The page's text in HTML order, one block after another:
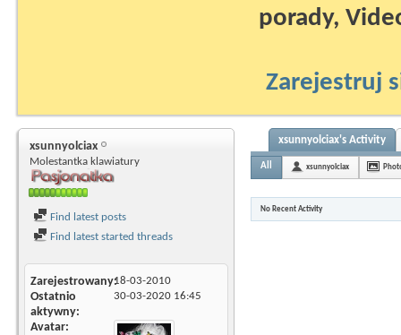
porady,
Zarejestruj
xsunnyolciax
Molestantka klawiatury
Find latest posts
Find latest started threads
Zarejestrowany18-03-2010
Ostatnio
aktywny
30-03-2020 16:45
Avatar
xsunnyolciax's Activity
All xsunnyolciax
No Recent Activity